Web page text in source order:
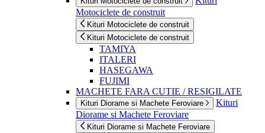
Motociclete de construit
Kituri Motociclete de construit
Kituri Motociclete de construit
TAMIYA
ITALERI
HASEGAWA
FUJIMI
MACHETE FARA CUTIE / RESIGILATE
Kituri Diorame si Machete Feroviare
Kituri
Diorame si Machete Feroviare
Kituri Diorame si Machete Feroviare